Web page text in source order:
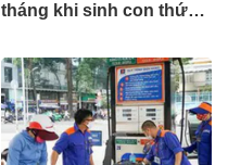
tháng khi sinh con thứ